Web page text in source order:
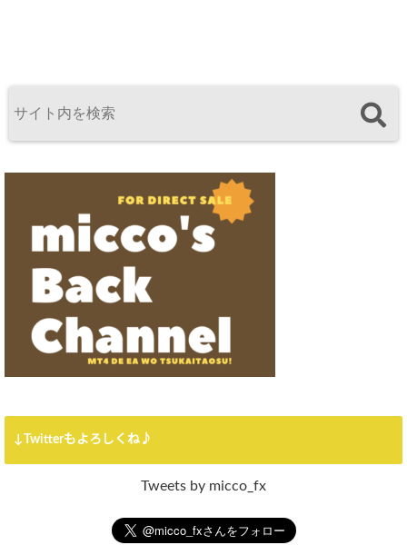
↓Twitterもよろしくね♪
Tweets by micco_fx